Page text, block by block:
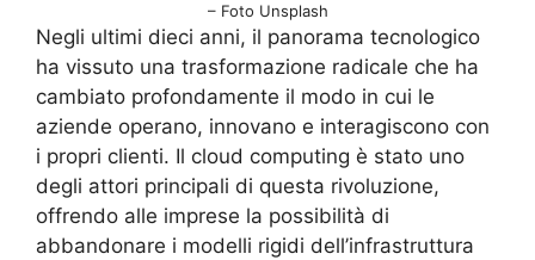
– Foto Unsplash
Negli ultimi dieci anni, il panorama tecnologico
ha vissuto una trasformazione radicale che ha
cambiato profondamente il modo in cui le
aziende operano, innovano e interagiscono con
i propri clienti. Il cloud computing è stato uno
degli attori principali di questa rivoluzione,
offrendo alle imprese la possibilità di
abbandonare i modelli rigidi dell’infrastruttura